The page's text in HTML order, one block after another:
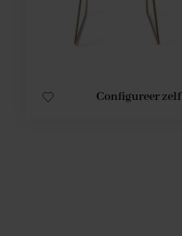
Configureer zelf